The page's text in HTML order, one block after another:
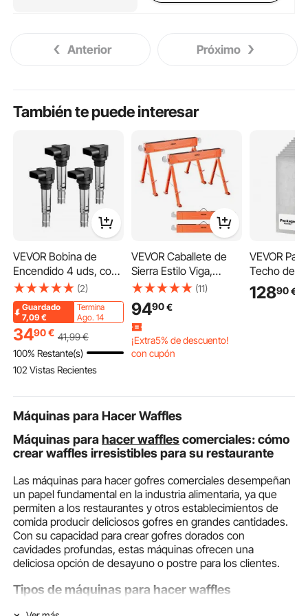
Anterior Próximo
También te puede interesar
VEVOR Bobina de
Encendido 4 uds, con
Audi A1, A3, Seat
Alhambra, Altea,
Córdoba, Ibiza, León,
Toledo, Volkswagen
Golf, Polo, Tiguan,
Vento, Audi 1.4 T, 1.8 T,
1.6 L y Volkswagen 1.4
(2)
Guardado
7,09€
Termina
Ago. 14
3490€ 41,99€
100% Restante(s)
102 Vistas Recientes
VEVOR Caballete de
Sierra Estilo Viga,
Carga de 600,1 kg, 2
Piezas Caballetes
Plegables Portátiles
con Patas Resistentes
y Almohadillas
Antideslizantes para
(11)
9490€
¡Extra5% de descuento!
con cupón
VEVOR
Techo de
1210 mm 10
Placas de
12890€
Máquinas para Hacer Waffles
Máquinas parahacer waffles comerciales: cómo
crear waffles irresistibles para su restaurante
Las máquinas para hacer gofres comerciales desempeñan
un papel fundamental en la industria alimentaria, ya que
permiten a los restaurantes y otros establecimientos de
comida producir deliciosos gofres en grandes cantidades.
Con su capacidad para crear gofres dorados con
cavidades profundas, estas máquinas ofrecen una
deliciosa opción de desayuno o postre para los clientes.
Tipos de máquinas para hacer waffles